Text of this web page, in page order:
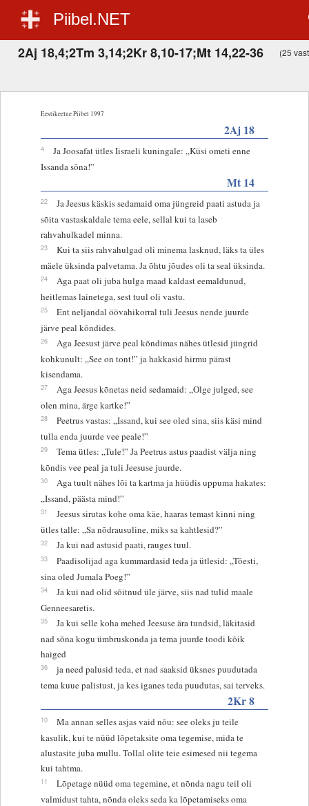
Piibel.NET
2Aj 18,4;2Tm 3,14;2Kr 8,10-17;Mt 14,22-36 (25
Eestikeelne Piibel 1997
2Aj 18
4
Ja Joosafat ütles Iisraeli kuningale: „Küsi ometi enne
Issanda sõna!”
Mt 14
22
Ja Jeesus käskis sedamaid oma jüngreid paati astuda ja
sõita vastaskaldale tema eele, sellal kui ta laseb
rahvahulkadel minna.
23
Kui ta siis rahvahulgad oli minema lasknud, läks ta üles
mäele üksinda palvetama. Ja õhtu jõudes oli ta seal üksinda.
24
Aga paat oli juba hulga maad kaldast eemaldunud,
heitlemas lainetega, sest tuul oli vastu.
25
Ent neljandal öövahikorral tuli Jeesus nende juurde
järve peal kõndides.
26
Aga Jeesust järve peal kõndimas nähes ütlesid jüngrid
kohkunult: „See on tont!” ja hakkasid hirmu pärast
kisendama.
27
Aga Jeesus kõnetas neid sedamaid: „Olge julged, see
olen mina, ärge kartke!”
28
Peetrus vastas: „Issand, kui see oled sina, siis käsi mind
tulla enda juurde vee peale!”
29
Tema ütles: „Tule!” Ja Peetrus astus paadist välja ning
kõndis vee peal ja tuli Jeesuse juurde.
30
Aga tuult nähes lõi ta kartma ja hüüdis uppuma hakates:
„Issand, päästa mind!”
31
Jeesus sirutas kohe oma käe, haaras temast kinni ning
ütles talle: „Sa nõdrausuline, miks sa kahtlesid?”
32 Ja kui nad astusid paati, rauges tuul.
33
Paadisolijad aga kummardasid teda ja ütlesid: „Tõesti,
sina oled Jumala Poeg!”
34
Ja kui nad olid sõitnud üle järve, siis nad tulid maale
Genneesaretis.
35
Ja kui selle koha mehed Jeesuse ära tundsid, läkitasid
nad sõna kogu ümbruskonda ja tema juurde toodi kõik
haiged
36
ja need palusid teda, et nad saaksid üksnes puudutada
tema kuue palistust, ja kes iganes teda puudutas, sai terveks.
2Kr 8
10
Ma annan selles asjas vaid nõu: see oleks ju teile
kasulik, kui te nüüd lõpetaksite oma tegemise, mida te
alustasite juba mullu. Tollal olite teie esimesed nii tegema
kui tahtma.
11
Lõpetage nüüd oma tegemine, et nõnda nagu teil oli
valmidust tahta, nõnda oleks seda ka lõpetamiseks oma